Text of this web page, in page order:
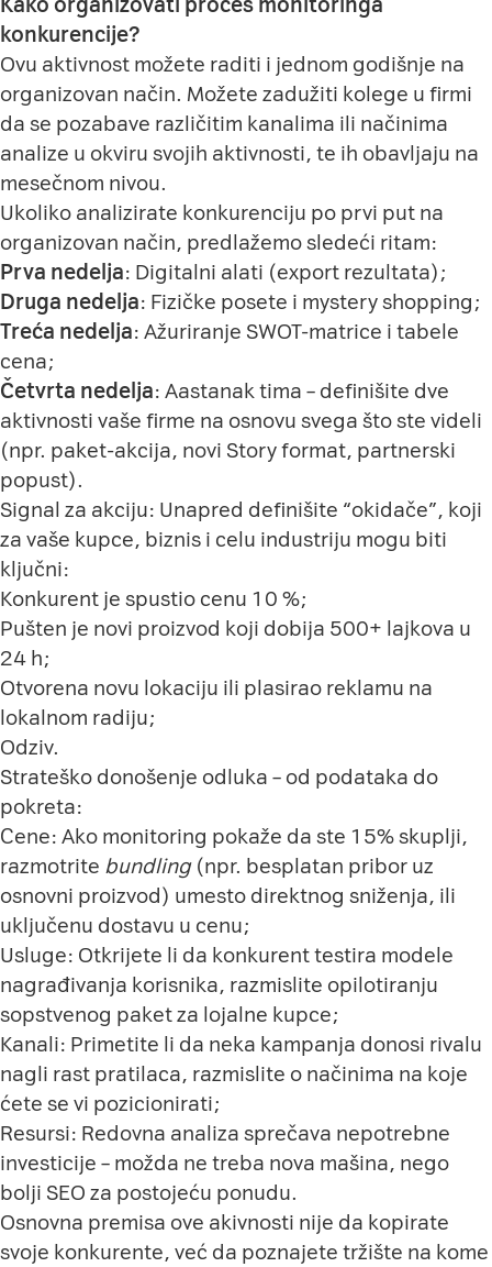
Kako organizovati proces monitoringa
konkurencije?
Ovu aktivnost možete raditi i jednom godišnje na
organizovan način. Možete zadužiti kolege u firmi
da se pozabave različitim kanalima ili načinima
analize u okviru svojih aktivnosti, te ih obavljaju na
mesečnom nivou.
Ukoliko analizirate konkurenciju po prvi put na
organizovan način, predlažemo sledeći ritam:
Prva nedelja: Digitalni alati (export rezultata);
Druga nedelja: Fizičke posete i mystery shopping;
Treća nedelja: Ažuriranje SWOT-matrice i tabele
cena;
Četvrta nedelja: Aastanak tima – definišite dve
aktivnosti vaše firme na osnovu svega što ste videli
(npr. paket-akcija, novi Story format, partnerski
popust).
Signal za akciju: Unapred definišite “okidače”, koji
za vaše kupce, biznis i celu industriju mogu biti
ključni:
Konkurent je spustio cenu 10 %;
Pušten je novi proizvod koji dobija 500+ lajkova u
24 h;
Otvorena novu lokaciju ili plasirao reklamu na
lokalnom radiju;
Odziv.
Strateško donošenje odluka – od podataka do
pokreta:
Cene: Ako monitoring pokaže da ste 15% skuplji,
razmotrite bundling(npr. besplatan pribor uz
osnovni proizvod) umesto direktnog sniženja, ili
uključenu dostavu u cenu;
Usluge: Otkrijete li da konkurent testira modele
nagrađivanja korisnika, razmislite opilotiranju
sopstvenog paket za lojalne kupce;
Kanali: Primetite li da neka kampanja donosi rivalu
nagli rast pratilaca, razmislite o načinima na koje
ćete se vi pozicionirati;
Resursi: Redovna analiza sprečava nepotrebne
investicije – možda ne treba nova mašina, nego
bolji SEO za postojeću ponudu.
Osnovna premisa ove akivnosti nije da kopirate
svoje konkurente, već da poznajete tržište na kome